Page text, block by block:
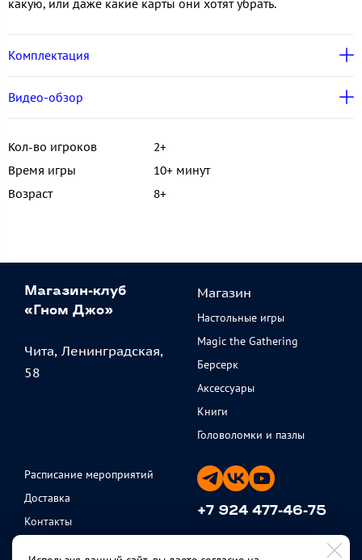
Комплектация
Видео-обзор
Кол-во игроков
2+
Время игры
10+ минут
Возраст
8+
Магазин-клуб
«Гном Джо»
Чита, Ленинградская,
58
Магазин
Настольные игры
Magic the Gathering
Берсерк
Аксессуары
Книги
Головоломки и пазлы
Расписание мероприятий
Доставка
Контакты
+7 924 477-46-75
ежедневно с 11 до 20